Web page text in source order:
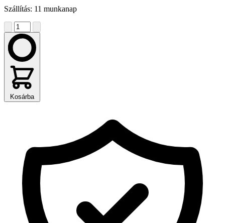
Szállítás: 11 munkanap
Kosárba